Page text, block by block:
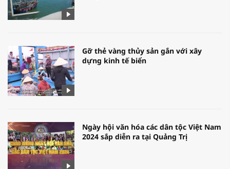
Gỡ thẻ vàng thủy sản gắn với xây
dựng kinh tế biển
Ngày hội văn hóa các dân tộc Việt Nam
2024 sắp diễn ra tại Quảng Trị